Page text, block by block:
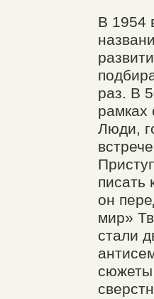
В 1954
раз. В
рамках
Люди,
писать
он
мир»
стали